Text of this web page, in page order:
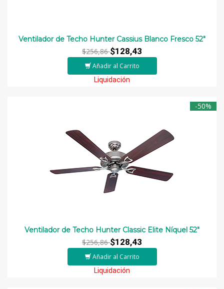
Ventilador de Techo Hunter Cassius Blanco Fresco 52″
$256,86$128,43
Añadir al Carrito
Liquidación
-50%
Ventilador de Techo Hunter Classic Elite Níquel 52"
$256,86$128,43
Añadir al Carrito
Liquidación